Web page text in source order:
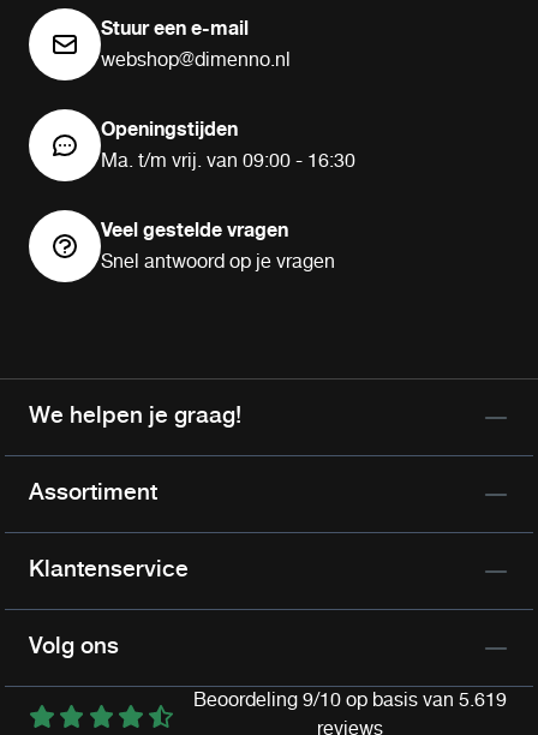
Stuur een e-mail
webshop@dimenno.nl
Openingstijden
Ma. t/m vrij. van 09:00 - 16:30
Veel gestelde vragen
Snel antwoord op je vragen
We helpen je graag!
Assortiment
Klantenservice
Volg ons
Beoordeling 9/10 op basis van 5.619